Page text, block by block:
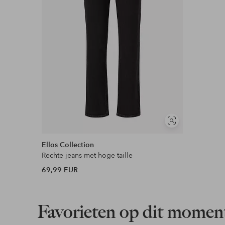
Meer lezen
Soortgelijke
Ellos Collection
Rechte jeans met hoge taille
69,99 EUR
Favorieten op dit